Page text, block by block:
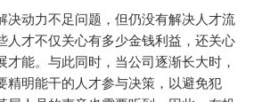
决动力不足问题，但仍没有解决人才流
人才不仅关心有多少金钱利益，还关心
才能。与此同时，当公司逐渐长大时，
精明能干的人才参与决策，以避免犯